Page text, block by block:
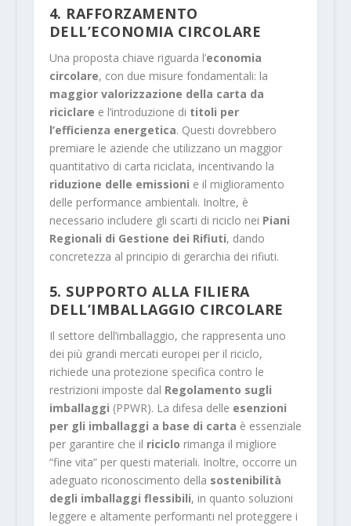
4. RAFFORZAMENTO
DELL’ECONOMIA CIRCOLARE
Una proposta chiave riguarda l’economia
circolare, con due misure fondamentali: la
maggior valorizzazione della carta da
riciclare e l’introduzione di titoli per
l’efficienza energetica. Questi dovrebbero
premiare le aziende che utilizzano un maggior
quantitativo di carta riciclata, incentivando la
riduzione delle emissioni e il miglioramento
delle performance ambientali. Inoltre, è
necessario includere gli scarti di riciclo nei Piani
Regionali di Gestione dei Rifiuti, dando
concretezza al principio di gerarchia dei rifiuti.
5. SUPPORTO ALLA FILIERA
DELL’IMBALLAGGIO CIRCOLARE
Il settore dell’imballaggio, che rappresenta uno
dei più grandi mercati europei per il riciclo,
richiede una protezione specifica contro le
restrizioni imposte dal Regolamento sugli
imballaggi (PPWR). La difesa delle esenzioni
per gli imballaggi a base di carta è essenziale
per garantire che il riciclo rimanga il migliore
“fine vita” per questi materiali. Inoltre, occorre un
adeguato riconoscimento della sostenibilità
degli imballaggi flessibili, in quanto soluzioni
leggere e altamente performanti nel proteggere i